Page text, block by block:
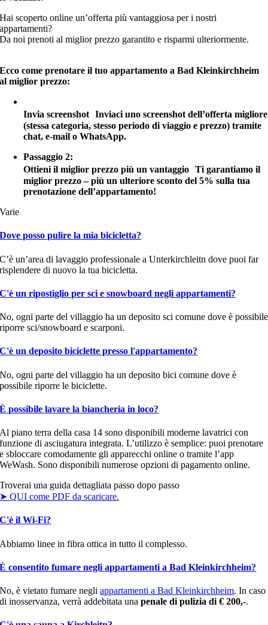
Hai scoperto online un’offerta più vantaggiosa per i nostri
appartamenti?
Da noi prenoti al miglior prezzo garantito e risparmi ulteriormente.
Ecco come prenotare il tuo appartamento a Bad Kleinkirchheim
al miglior prezzo:
Invia screenshot Inviaci uno screenshot dell’offerta migliore
(stessa categoria, stesso periodo di viaggio e prezzo) tramite
chat, e-mail o WhatsApp.
Passaggio 2:
Ottieni il miglior prezzo più un vantaggio Ti garantiamo il
miglior prezzo – più un ulteriore sconto del 5% sulla tua
prenotazione dell’appartamento!
Varie
Dove posso pulire la mia bicicletta?
C’è un’area di lavaggio professionale a Unterkirchleitn dove puoi far
risplendere di nuovo la tua bicicletta.
C'è un ripostiglio per sci e snowboard negli appartamenti?
No, ogni parte del villaggio ha un deposito sci comune dove è possibile
riporre sci/snowboard e scarponi.
C'è un deposito biciclette presso l'appartamento?
No, ogni parte del villaggio ha un deposito bici comune dove è
possibile riporre le biciclette.
È possibile lavare la biancheria in loco?
Al piano terra della casa 14 sono disponibili moderne lavatrici con
funzione di asciugatura integrata. L’utilizzo è semplice: puoi prenotare
e sbloccare comodamente gli apparecchi online o tramite l’app
WeWash. Sono disponibili numerose opzioni di pagamento online.
Troverai una guida dettagliata passo dopo passo
➤ QUI come PDF da scaricare.
C'è il Wi-Fi?
Abbiamo linee in fibra ottica in tutto il complesso.
È consentito fumare negli appartamenti a Bad Kleinkirchheim?
No, è vietato fumare negliappartamenti a Bad Kleinkirchheim. In caso
di inosservanza, verrà addebitata unapenale di pulizia di € 200,-.